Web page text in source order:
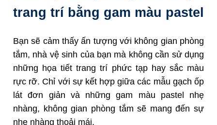
trang trí bằng gam màu pastel
Bạn sẽ cảm thấy ấn tượng với không gian phòng
tắm, nhà vệ sinh của bạn mà không cần sử dụng
những họa tiết trang trí phức tạp hay sắc màu
rực rỡ. Chỉ với sự kết hợp giữa các mẫu gạch ốp
lát đơn giản và những gam màu pastel nhẹ
nhàng, không gian phòng tắm sẽ mang đến sự
nhẹ nhàng thoải mái.